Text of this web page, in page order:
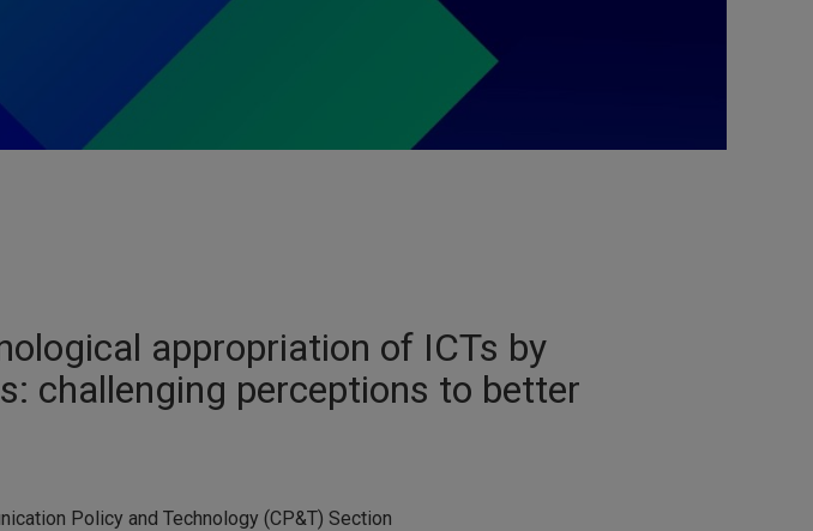
appropriation of ICTs by
challenging perceptions to better
Policy and Technology (CP&T) Section